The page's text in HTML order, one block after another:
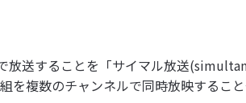
放送することを「サイマル放送
を複数のチャンネルで同時放映するこ